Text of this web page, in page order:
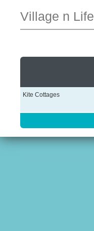
Village n Life
Kite Cottages